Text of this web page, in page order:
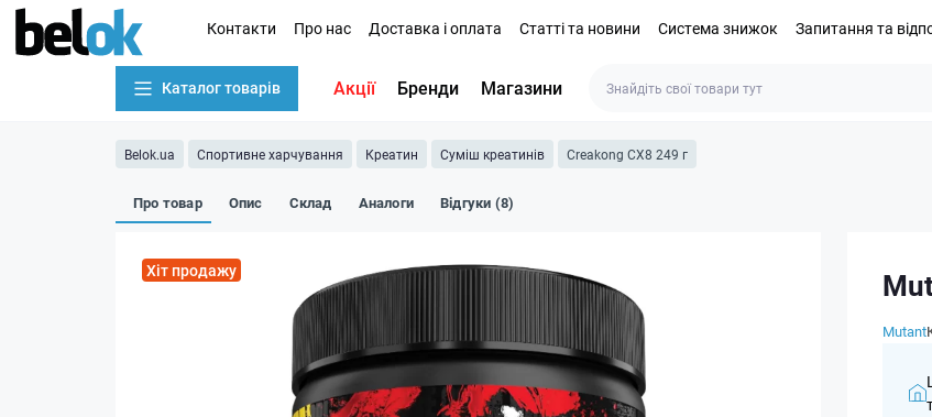
Контакти Про нас Доставка і оплата Статті та новини Система знижок Запитання та
Каталог товарів Акції Бренди Магазини
Belok.ua Спортивне харчування Креатин Суміш креатинів Creakong CX8 249 г
Про товар Опис Склад Аналоги Відгуки (8)
Хіт продажу
Mutant